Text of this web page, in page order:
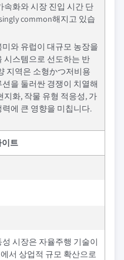
속화와 시장 진입 시간 단
common해지고 있습
와 유럽이 대규모 농장을
시스템으로 선도하는 반
지역은 소형かつ저비용
을 둘러싼 경쟁이 치열해
지화, 작물 유형 적응성, 가
에 큰 영향을 미칩니다.
트
시장은 자율주행 기술이
서 상업적 규모 확산으로